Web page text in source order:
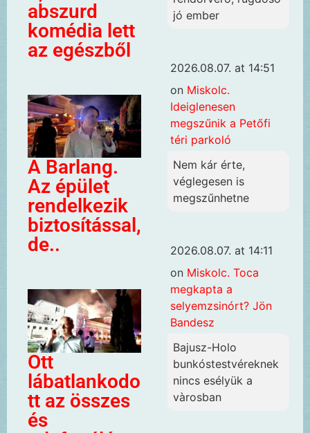
abszurd
komédia lett
az egészből
A Barlang.
Az épület
rendelkezik
biztosítással,
de..
Ott
lábatlankodo
tt az összes
és
jó ember
2026.08.07. at 14:51
on Miskolc.
Ideiglenesen
megszűnik a Petőfi
téri parkoló
Nem kár érte,
véglegesen is
megszűnhetne
2026.08.07. at 14:11
on Miskolc. Toca
megkapta a
selyemzsinórt? Jön
Bandesz
Bajusz-Holo
bunkóstestvéreknek
nincs esélyük a
vàrosban